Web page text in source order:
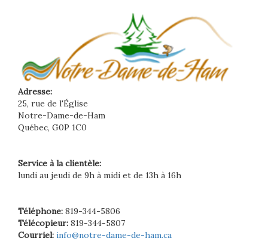
Adresse:
25, rue de l'Église
Notre-Dame-de-Ham
Québec, G0P 1C0
Service à la clientèle:
lundi au jeudi de 9h à midi et de 13h à 16h
Téléphone: 819-344-5806
Télécopieur: 819-344-5807
Courriel: info@notre-dame-de-ham.ca